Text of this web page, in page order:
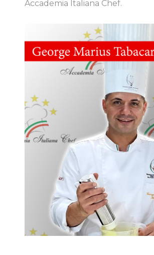
Accademia Italiana Chef.